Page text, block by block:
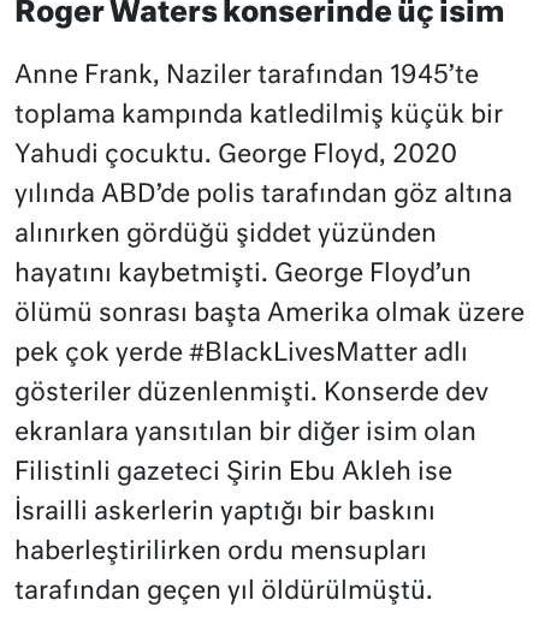
Roger Waters konserinde üç isim
Anne Frank, Naziler tarafından 1945’te
toplama kampında katledilmiş küçük bir
Yahudi çocuktu. George Floyd, 2020
yılında ABD’de polis tarafından göz altına
alınırken gördüğü şiddet yüzünden
hayatını kaybetmişti. George Floyd’un
ölümü sonrası başta Amerika olmak üzere
pek çok yerde #BlackLivesMatter adlı
gösteriler düzenlenmişti. Konserde dev
ekranlara yansıtılan bir diğer isim olan
Filistinli gazeteci Şirin Ebu Akleh ise
İsrailli askerlerin yaptığı bir baskını
haberleştirilirken ordu mensupları
tarafından geçen yıl öldürülmüştü.